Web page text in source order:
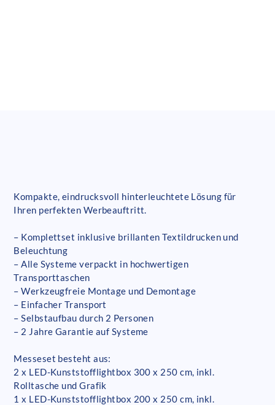
Kompakte, eindrucksvoll hinterleuchtete Lösung für
Ihren perfekten Werbeauftritt.
– Komplettset inklusive brillanten Textildrucken und
Beleuchtung
– Alle Systeme verpackt in hochwertigen
Transporttaschen
– Werkzeugfreie Montage und Demontage
– Einfacher Transport
– Selbstaufbau durch 2 Personen
– 2 Jahre Garantie auf Systeme
Messeset besteht aus:
2 x LED-Kunststofflightbox 300 x 250 cm, inkl.
Rolltasche und Grafik
1 x LED-Kunststofflightbox 200 x 250 cm, inkl.